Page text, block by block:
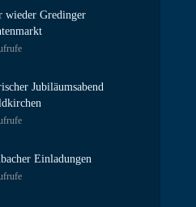
wieder Gredinger
Jubiläumsabend
Einladungen